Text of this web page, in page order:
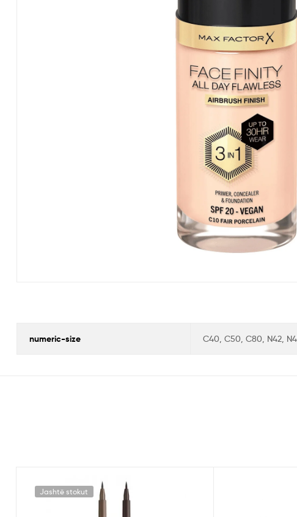
numeric-size C40, C50, C80, N42,
Jashtë stokut